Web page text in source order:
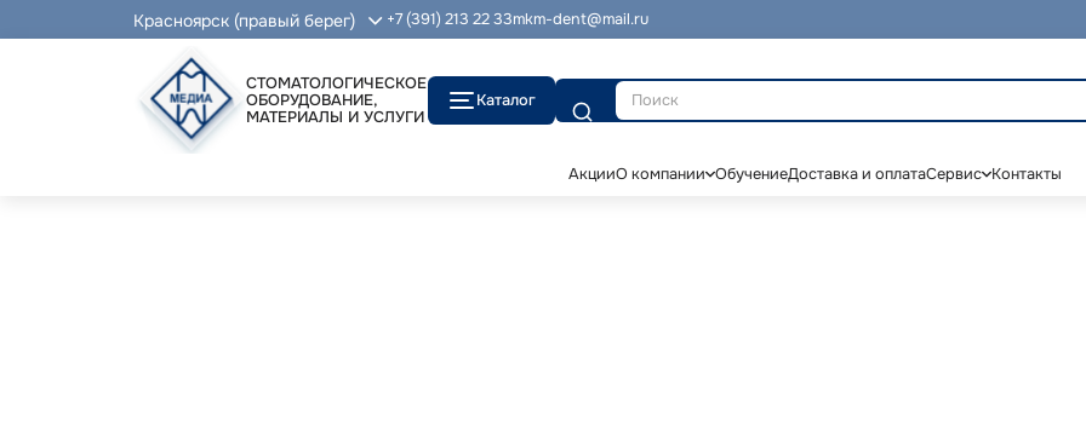
Красноярск (правый берег) +7 (391) 213 22 33mkm-dent@mail.ru
СТОМАТОЛОГИЧЕСКОЕ
ОБОРУДОВАНИЕ,
МАТЕРИАЛЫ И УСЛУГИ
Каталог
Поиск
АкцииО компании ОбучениеДоставка и оплатаСервис Контакты